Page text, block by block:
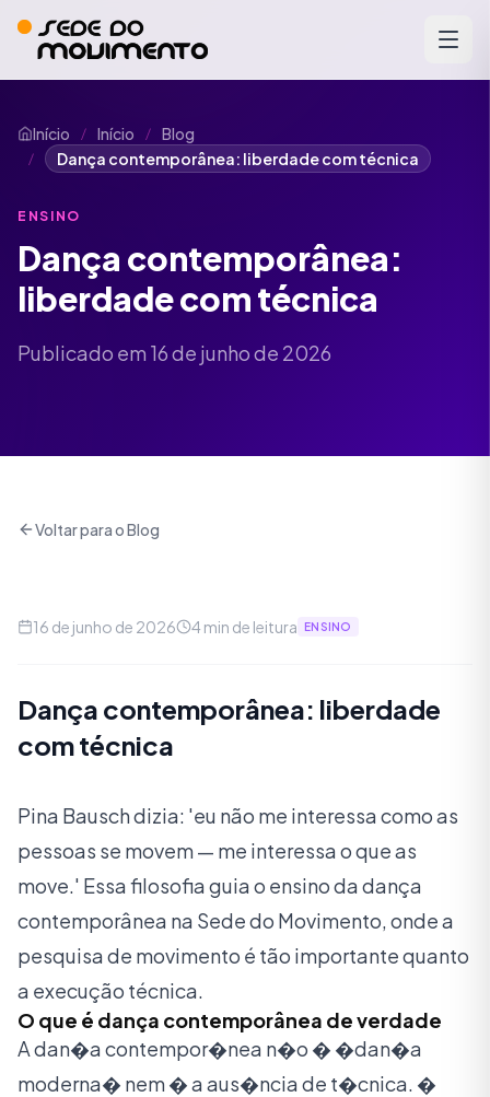
Início / Início / Blog
/ Dança contemporânea: liberdade com técnica
ENSINO
Dança contemporânea:
liberdade com técnica
Publicado em 16 de junho de 2026
Voltar para o Blog
16 de junho de 2026 4 min de leitura ENSINO
Dança contemporânea: liberdade
com técnica
Pina Bausch dizia: 'eu não me interessa como as
pessoas se movem — me interessa o que as
move.' Essa filosofia guia o ensino da dança
contemporânea na Sede do Movimento, onde a
pesquisa de movimento é tão importante quanto
a execução técnica.
O que é dança contemporânea de verdade
A dan�a contempor�nea n�o � �dan�a
moderna� nem � a aus�ncia de t�cnica. �